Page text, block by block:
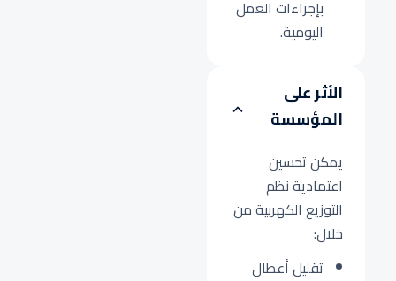
بإجراءات العمل
اليومية.
الأثر على
المؤسسة
يمكن تحسين
اعتمادية نظم
التوزيع الكهربية من
خلال:
تقليل أعطال